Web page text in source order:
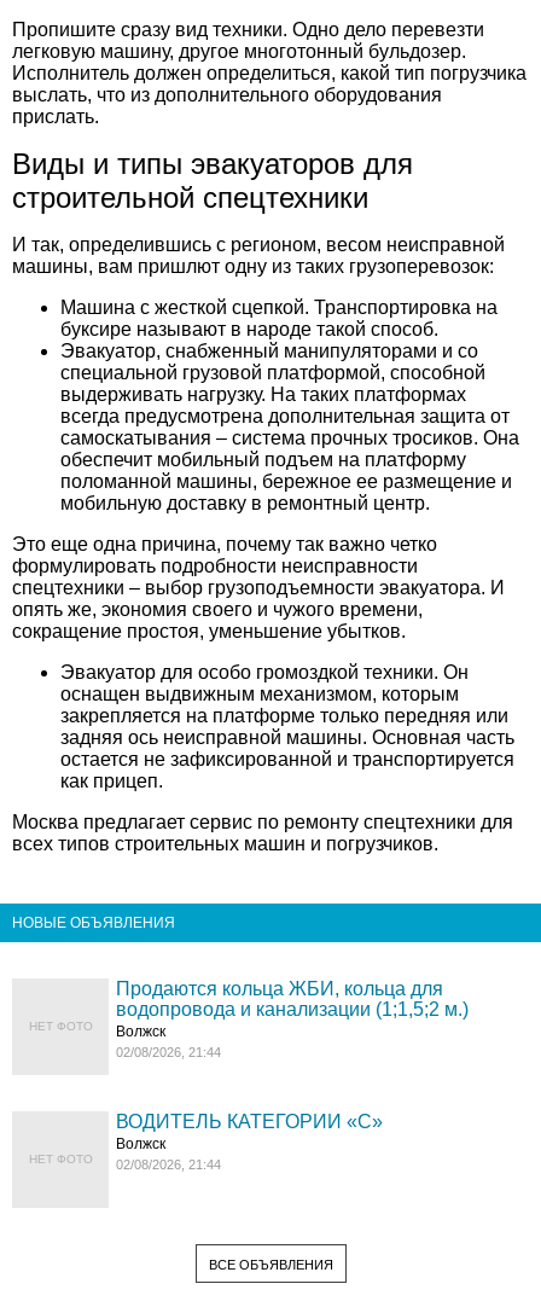
Пропишите сразу вид техники. Одно дело перевезти
легковую машину, другое многотонный бульдозер.
Исполнитель должен определиться, какой тип погрузчика
выслать, что из дополнительного оборудования
прислать.
Виды и типы эвакуаторов для
строительной спецтехники
И так, определившись с регионом, весом неисправной
машины, вам пришлют одну из таких грузоперевозок:
Машина с жесткой сцепкой. Транспортировка на
буксире называют в народе такой способ.
Эвакуатор, снабженный манипуляторами и со
специальной грузовой платформой, способной
выдерживать нагрузку. На таких платформах
всегда предусмотрена дополнительная защита от
самоскатывания – система прочных тросиков. Она
обеспечит мобильный подъем на платформу
поломанной машины, бережное ее размещение и
мобильную доставку в ремонтный центр.
Это еще одна причина, почему так важно четко
формулировать подробности неисправности
спецтехники – выбор грузоподъемности эвакуатора. И
опять же, экономия своего и чужого времени,
сокращение простоя, уменьшение убытков.
Эвакуатор для особо громоздкой техники. Он
оснащен выдвижным механизмом, которым
закрепляется на платформе только передняя или
задняя ось неисправной машины. Основная часть
остается не зафиксированной и транспортируется
как прицеп.
Москва предлагает сервис по ремонту спецтехники для
всех типов строительных машин и погрузчиков.
НОВЫЕ ОБЪЯВЛЕНИЯ
НЕТ ФОТО
Продаются кольца ЖБИ, кольца для
водопровода и канализации (1;1,5;2 м.)
Волжск
02/08/2026, 21:44
НЕТ ФОТО
ВОДИТЕЛЬ КАТЕГОРИИ «C»
Волжск
02/08/2026, 21:44
ВСЕ ОБЪЯВЛЕНИЯ